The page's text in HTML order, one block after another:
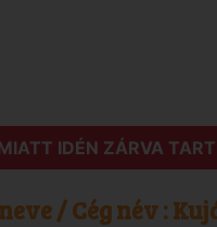
IDÉN ZÁRVA TART
/ Cég név :